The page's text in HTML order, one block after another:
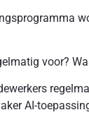
voor?
AI-